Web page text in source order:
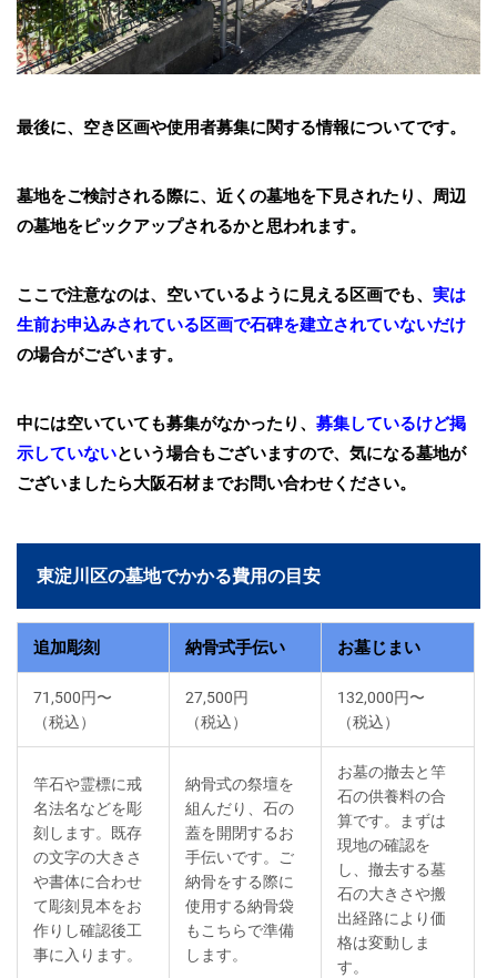
最後に、空き区画や使用者募集に関する情報についてです。
墓地をご検討される際に、近くの墓地を下見されたり、周辺
の墓地をピックアップされるかと思われます。
ここで注意なのは、空いているように見える区画でも、 実は
生前お申込みされている区画で石碑を建立されていないだけ
の場合がございます。
中には空いていても募集がなかったり、 募集しているけど掲
示していないという場合もございますので、気になる墓地が
ございましたら大阪石材までお問い合わせください。
東淀川区の墓地でかかる費用の目安
追加彫刻 納骨式手伝い お墓じまい
71,500円〜
（税込）
27,500円
（税込）
132,000円〜
（税込）
竿石や霊標に戒
名法名などを彫
刻します。既存
の文字の大きさ
や書体に合わせ
て彫刻見本をお
作りし確認後工
事に入ります。
納骨式の祭壇を
組んだり、石の
蓋を開閉するお
手伝いです。ご
納骨をする際に
使用する納骨袋
もこちらで準備
します。
お墓の撤去と竿
石の供養料の合
算です。まずは
現地の確認を
し、撤去する墓
石の大きさや搬
出経路により価
格は変動しま
す。